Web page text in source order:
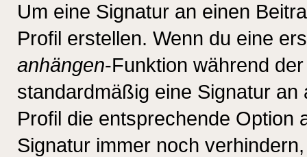
Um eine Signatur an einen
Profil erstellen. Wenn du eine
anhängen-Funktion während
standardmäßig eine Signatur
Profil die entsprechende Option
Signatur immer noch